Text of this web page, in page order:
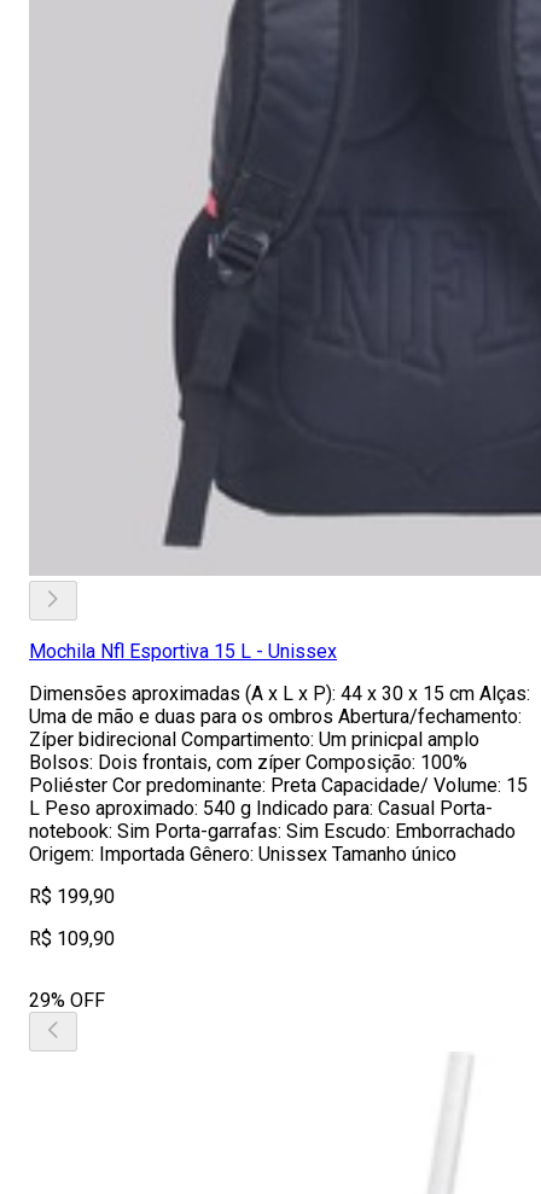
Mochila Nfl Esportiva 15 L - Unissex
Dimensões aproximadas (A x L x P): 44 x 30 x 15 cm Alças:
Uma de mão e duas para os ombros Abertura/fechamento:
Zíper bidirecional Compartimento: Um prinicpal amplo
Bolsos: Dois frontais, com zíper Composição: 100%
Poliéster Cor predominante: Preta Capacidade/ Volume: 15
L Peso aproximado: 540 g Indicado para: Casual Porta-
notebook: Sim Porta-garrafas: Sim Escudo: Emborrachado
Origem: Importada Gênero: Unissex Tamanho único
R$ 199,90
R$ 109,90
29% OFF